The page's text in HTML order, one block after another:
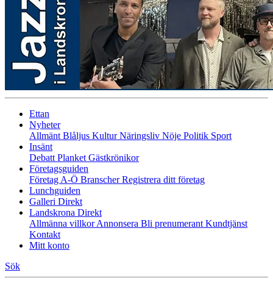
Ettan
Nyheter
Allmänt Blåljus KulturNäringsliv Nöje Politik Sport
Insänt
Debatt Planket Gästkrönikor
Företagsguiden
Företag A-Ö BranscherRegistrera ditt företag
Lunchguiden
Galleri Direkt
Landskrona Direkt
Allmänna villkorAnnonsera Bli prenumerant Kundtjänst
Kontakt
Mitt konto
Sök